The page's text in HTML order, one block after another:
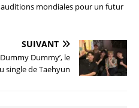
auditions mondiales pour un futur
SUIVANT
Dummy’, le
single de Taehyun